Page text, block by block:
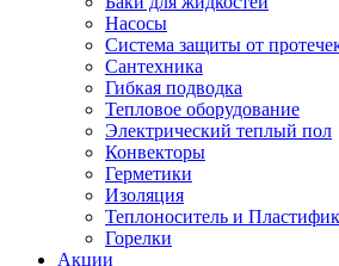
Насосы
Система защиты от
Сантехника
Гибкая подводка
Тепловое оборудование
Электрический теплый пол
Конвекторы
Герметики
Изоляция
Теплоноситель и
Горелки
Акции